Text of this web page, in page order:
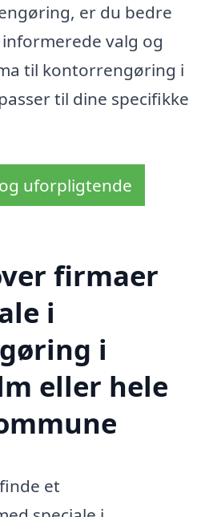
er du bedre
valg og
til kontorrengøring i
til dine specifikke
uforpligtende
firmaer
i
i
eller hele
et